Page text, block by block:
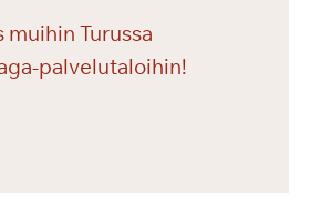
muihin Turussa
palvelutaloihin!